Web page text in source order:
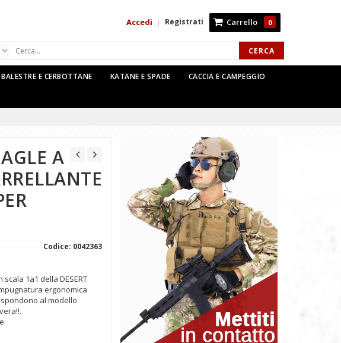
CERCA
Carrello 0
Registrati
|
Accedi
E CERBOTTANE KATANE E SPADE CACCIA E CAMPEGGIO
A
Codice: 0042363
1a1 della DESERT
ergonomica
al modello